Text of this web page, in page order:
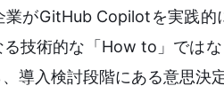
がGitHub Copilotを実践
技術的な「How to」では
導入検討段階にある意思決